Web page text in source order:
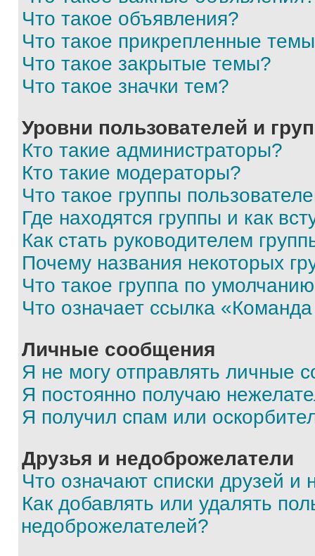
Что такое объявления?
Что такое прикрепленные
Что такое закрытые темы?
Что такое значки тем?
Уровни пользователей и
Кто такие администраторы?
Кто такие модераторы?
Что такое группы
Где находятся группы и как
Как стать руководителем
Почему названия некоторых
Что такое группа по
Что означает ссылка
Личные сообщения
Я не могу отправлять личные
Я постоянно получаю
Я получил спам или
Друзья и недоброжелатели
Что означают списки друзей и
Как добавлять или удалять
недоброжелателей?